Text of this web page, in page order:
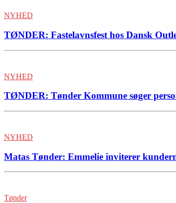
NYHED
TØNDER: Fastelavnsfest hos Dansk
NYHED
TØNDER: Tønder Kommune søger
NYHED
Matas Tønder: Emmelie inviterer
Tønder